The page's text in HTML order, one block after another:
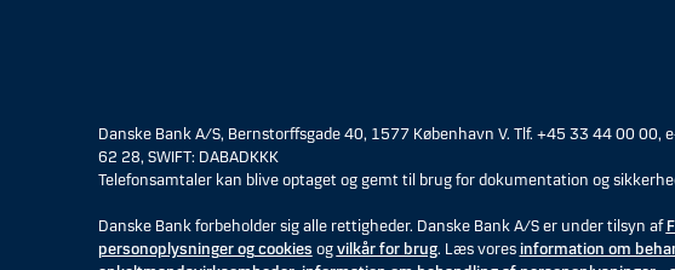
Danske Bank A/S, Bernstorffsgade 40, 1577 København V. Tlf. +45 33 44 00 00,
62 28, SWIFT: DABADKKK
Telefonsamtaler kan blive optaget og gemt til brug for dokumentation og
Danske Bank forbeholder sig alle rettigheder. Danske Bank A/S er under tilsyn af
personoplysninger og cookies ogvilkår for brug. Læs vores information om